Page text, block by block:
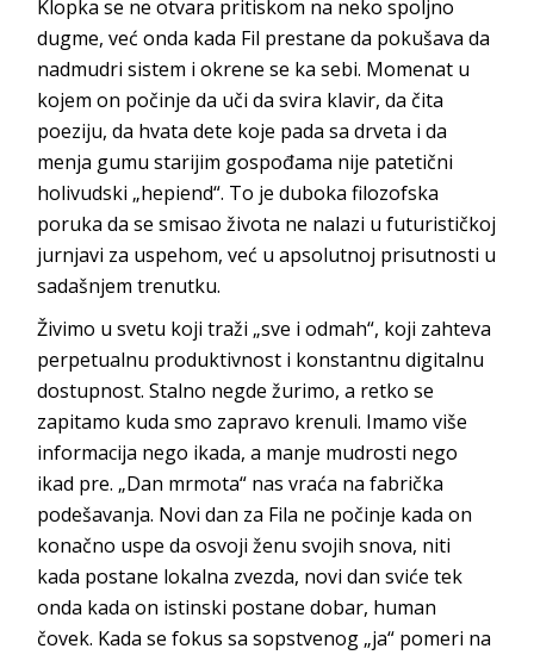
Klopka se ne otvara pritiskom na neko spoljno
dugme, već onda kada Fil prestane da pokušava da
nadmudri sistem i okrene se ka sebi. Momenat u
kojem on počinje da uči da svira klavir, da čita
poeziju, da hvata dete koje pada sa drveta i da
menja gumu starijim gospođama nije patetični
holivudski „hepiend“. To je duboka filozofska
poruka da se smisao života ne nalazi u futurističkoj
jurnjavi za uspehom, već u apsolutnoj prisutnosti u
sadašnjem trenutku.
Živimo u svetu koji traži „sve i odmah“, koji zahteva
perpetualnu produktivnost i konstantnu digitalnu
dostupnost. Stalno negde žurimo, a retko se
zapitamo kuda smo zapravo krenuli. Imamo više
informacija nego ikada, a manje mudrosti nego
ikad pre. „Dan mrmota“ nas vraća na fabrička
podešavanja. Novi dan za Fila ne počinje kada on
konačno uspe da osvoji ženu svojih snova, niti
kada postane lokalna zvezda, novi dan sviće tek
onda kada on istinski postane dobar, human
čovek. Kada se fokus sa sopstvenog „ja“ pomeri na